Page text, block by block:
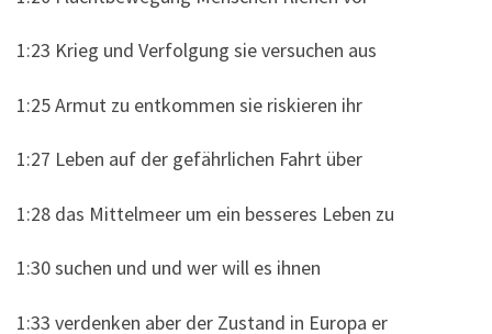
1:23 Krieg und Verfolgung sie versuchen aus
1:25 Armut zu entkommen sie riskieren ihr
1:27 Leben auf der gefährlichen Fahrt über
1:28 das Mittelmeer um ein besseres Leben zu
1:30 suchen und und wer will es ihnen
1:33 verdenken aber der Zustand in Europa er